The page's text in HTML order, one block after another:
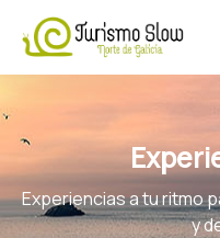
Experiencias a tu ritmo
y